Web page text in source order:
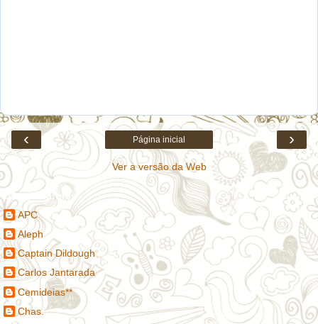
‹ ›
Página inicial
Ver a versão da Web
Contribuidores
APC
Aleph
Captain Dildough
Carlos Jantarada
Cemideias**
Chas.